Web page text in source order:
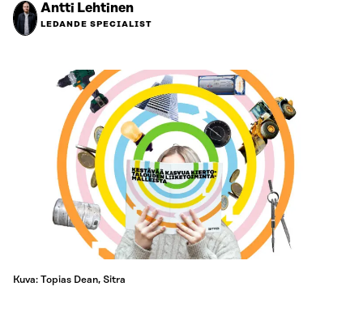
Antti Lehtinen
LEDANDE SPECIALIST
Kuva: Topias Dean, Sitra